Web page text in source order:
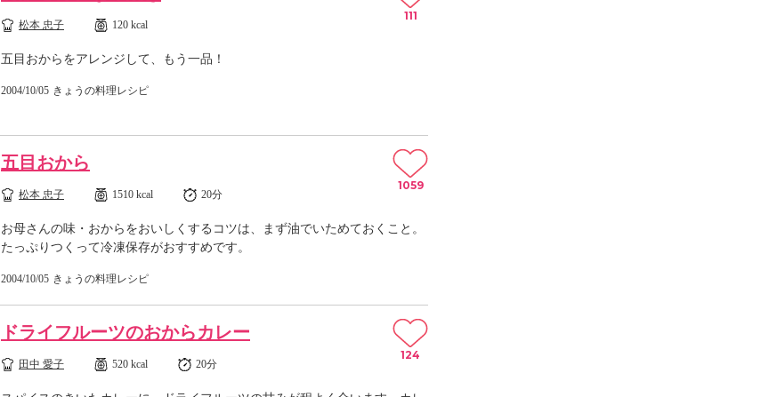
松本 忠子 120 kcal
五目おからをアレンジして、もう一品！
2004/10/05 きょうの料理レシピ
111
五目おから
松本 忠子 1510 kcal 20分
お母さんの味・おからをおいしくするコツは、まず油でいためておくこと。
たっぷりつくって冷凍保存がおすすめです。
2004/10/05 きょうの料理レシピ
1059
ドライフルーツのおからカレー
田中 愛子 520 kcal 20分
124